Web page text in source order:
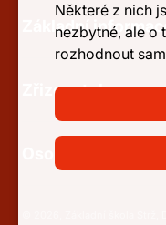
Základní
Zřizovatel
Osobní údaje a
Některé z nich
nezbytné, ale o
rozhodnout